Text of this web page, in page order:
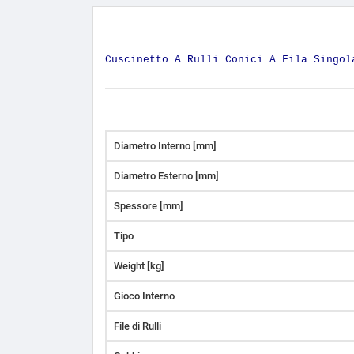
Cuscinetto A Rulli Conici A Fila
Diametro Interno [mm]
Diametro Esterno [mm]
Spessore [mm]
Tipo
Weight [kg]
Gioco Interno
File di Rulli